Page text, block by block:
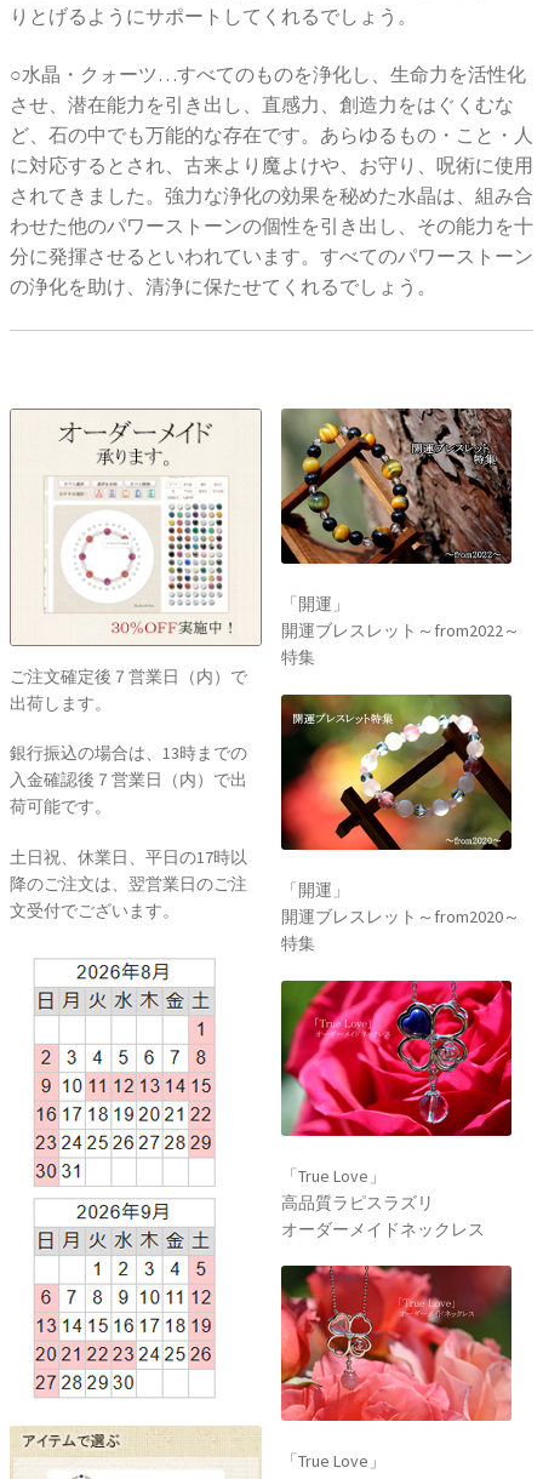
りとげるようにサポートしてくれるでしょう。
○水晶・クォーツ…すべてのものを浄化し、生命力を活性化
させ、潜在能力を引き出し、直感力、創造力をはぐくむな
ど、石の中でも万能的な存在です。あらゆるもの・こと・人
に対応するとされ、古来より魔よけや、お守り、呪術に使用
されてきました。強力な浄化の効果を秘めた水晶は、組み合
わせた他のパワーストーンの個性を引き出し、その能力を十
分に発揮させるといわれています。すべてのパワーストーン
の浄化を助け、清浄に保たせてくれるでしょう。
ご注文確定後７営業日（内）で
出荷します。
銀行振込の場合は、13時までの
入金確認後７営業日（内）で出
荷可能です。
土日祝、休業日、平日の17時以
降のご注文は、翌営業日のご注
文受付でございます。
「開運」
開運ブレスレット～from2022～
特集
「開運」
開運ブレスレット～from2020～
特集
「True Love」
高品質ラピスラズリ
オーダーメイドネックレス
「True Love」